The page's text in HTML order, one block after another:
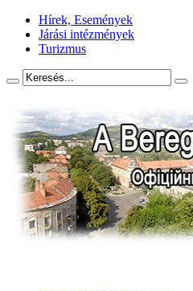
Hírek, Események
Járási intézmények
Turizmus